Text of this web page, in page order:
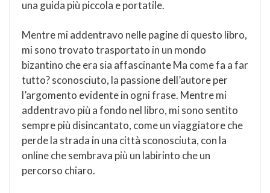
una guida più piccola e portatile.
Mentre mi addentravo nelle pagine di questo libro,
mi sono trovato trasportato in un mondo
bizantino che era sia affascinante Ma come fa a far
tutto? sconosciuto, la passione dell’autore per
l’argomento evidente in ogni frase. Mentre mi
addentravo più a fondo nel libro, mi sono sentito
sempre più disincantato, come un viaggiatore che
perde la strada in una città sconosciuta, con la
online che sembrava più un labirinto che un
percorso chiaro.